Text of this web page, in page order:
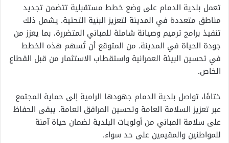
تعمل بلدية الدمام على وضع خطط مستقبلية تتضمن تجديد
مناطق متعددة في المدينة لتعزيز البنية التحتية. يشمل ذلك
تنفيذ برامج ترميم وصيانة شاملة للمباني المتضررة، بما يعزز من
جودة الحياة في المدينة. من المتوقع أن تُسهم هذه الخطط
في تحسين البيئة العمرانية واستقطاب الاستثمار من قبل القطاع
الخاص.
ختامًا، تواصل بلدية الدمام جهودها الرامية إلى حماية المجتمع
عبر تعزيز السلامة العامة وتحسين المرافق العامة. يبقى الحفاظ
على سلامة المباني من أولويات البلدية لضمان حياة آمنة
للمواطنين والمقيمين على حد سواء.